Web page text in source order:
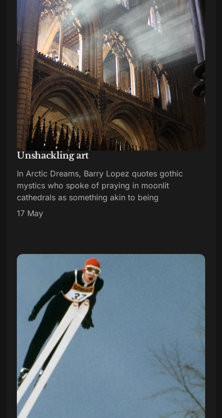
Unshackling art
In Arctic Dreams, Barry Lopez quotes gothic
mystics who spoke of praying in moonlit
cathedrals as something akin to being
17 May